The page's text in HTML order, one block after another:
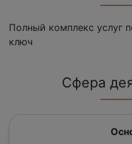
Полный комплекс услуг
ключ
Сфера